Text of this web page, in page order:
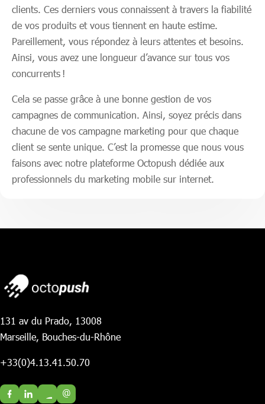
clients. Ces derniers vous connaissent à travers la fiabilité
de vos produits et vous tiennent en haute estime.
Pareillement, vous répondez à leurs attentes et besoins.
Ainsi, vous avez une longueur d’avance sur tous vos
concurrents !
Cela se passe grâce à une bonne gestion de vos
campagnes de communication. Ainsi, soyez précis dans
chacune de vos campagne marketing pour que chaque
client se sente unique. C’est la promesse que nous vous
faisons avec notre plateforme Octopush dédiée aux
professionnels du marketing mobile sur internet.
131 av du Prado, 13008
Marseille, Bouches-du-Rhône
+33(0)4.13.41.50.70
@